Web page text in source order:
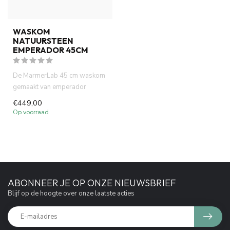
WASKOM
NATUURSTEEN
EMPERADOR 45CM
De MarmerLab 45 cm waskom
gemaakt van emperador
marmer De waskom is van
binnen e...
€449,00
Op voorraad
ABONNEER JE OP ONZE NIEUWSBRIEF
Blijf op de hoogte over onze laatste acties